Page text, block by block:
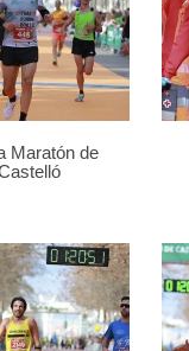
Maratón de